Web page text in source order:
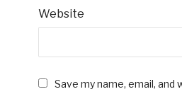
Website
Save my name, email,